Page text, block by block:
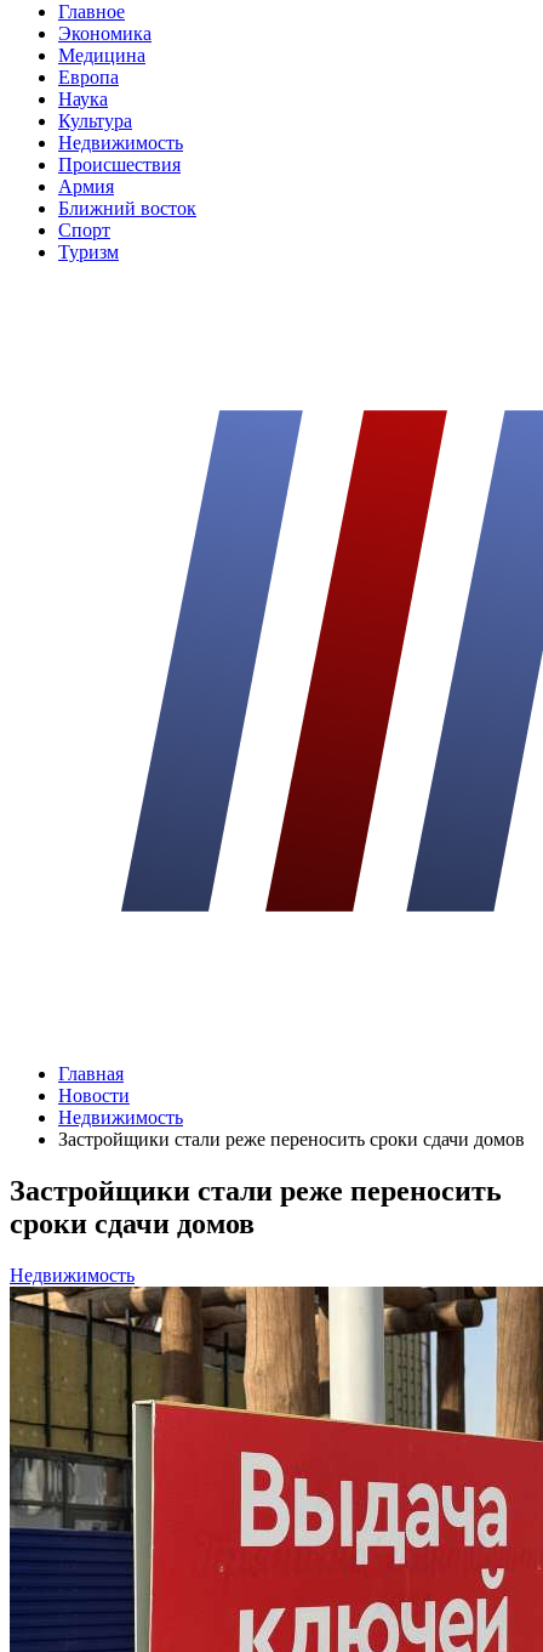
Главное
Экономика
Медицина
Европа
Наука
Культура
Недвижимость
Происшествия
Армия
Ближний восток
Спорт
Туризм
Главная
Новости
Недвижимость
Застройщики стали реже переносить сроки сдачи домов
Застройщики стали реже переносить
сроки сдачи домов
Недвижимость